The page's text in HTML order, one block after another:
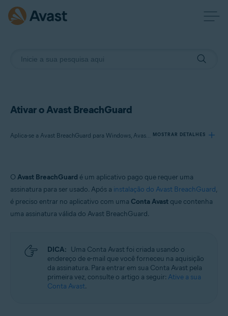
Ativar o Avast BreachGuard
Aplica-se a Avast BreachGuard para Windows, Avast BreachGuard para Mac MOSTRAR DETALHES
Produtos:
Avast BreachGuard 24.x para Windows
Sistemas operacionais:
Microsoft Windows 8.1 / Pro / Enterprise - 32 / 64-bit
Microsoft Windows 8 / Pro / Enterprise - 32 / 64-bit
Microsoft Windows 7 Home Basic / Home Premium / Professional /
Enterprise / Ultimate - Service Pack 1, 32 / 64-bit
O Avast BreachGuard é um aplicativo pago que requer uma
assinatura para ser usado. Após a instalação do Avast BreachGuard,
é preciso entrar no aplicativo com uma Conta Avast que contenha
uma assinatura válida do Avast BreachGuard.
DICA: Uma Conta Avast foi criada usando o
endereço de e-mail que você forneceu na aquisição
da assinatura. Para entrar em sua Conta Avast pela
primeira vez, consulte o artigo a seguir: Ative a sua
Conta Avast.